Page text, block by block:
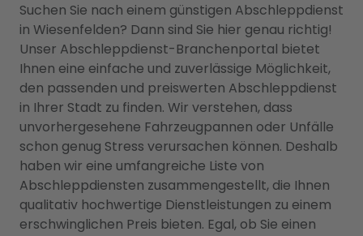
Suchen Sie nach einem günstigen Abschleppdienst
in Wiesenfelden? Dann sind Sie hier genau richtig!
Unser Abschleppdienst-Branchenportal bietet
Ihnen eine einfache und zuverlässige Möglichkeit,
den passenden und preiswerten Abschleppdienst
in Ihrer Stadt zu finden. Wir verstehen, dass
unvorhergesehene Fahrzeugpannen oder Unfälle
schon genug Stress verursachen können. Deshalb
haben wir eine umfangreiche Liste von
Abschleppdiensten zusammengestellt, die Ihnen
qualitativ hochwertige Dienstleistungen zu einem
erschwinglichen Preis bieten. Egal, ob Sie einen